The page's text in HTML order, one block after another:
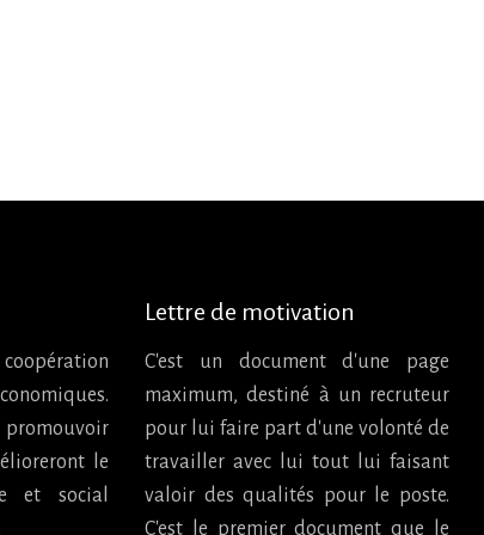
promouvoir
le
et social
Lettre de motivation
C'est un document d'une page
maximum, destiné à un recruteur
pour lui faire part d'une volonté de
travailler avec lui tout lui faisant
valoir des qualités pour le poste.
C'est le premier document que le